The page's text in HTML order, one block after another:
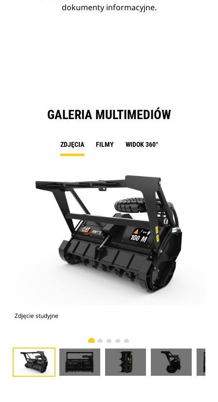
dokumenty informacyjne.
GALERIA MULTIMEDIÓW
ZDJĘCIA FILMY WIDOK 360°
Zdjęcie studyjne